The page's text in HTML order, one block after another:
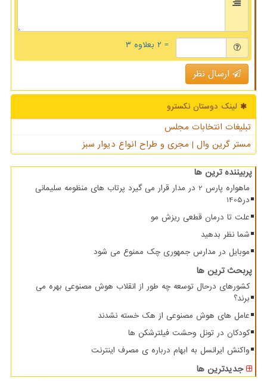
= ۲ بعلاوه ۳
ارسال نظر
لینک دوستان نكسترو
تبلیغات انتخابات مجلس
مستر گرین وال | مجری و طراح انواع دیوار سبز
پربیننده ترین ها
ماهواره پارس 2 در مدار قرار می گیرد پرتاب های منظومه سلیمانی
در1405
علت تا درمان قطعی ریزش مو
شما نظر بدهید
موبایل در مدارس جمهوری چک ممنوع می شود
پربحث ترین ها
کشورهای درحال توسعه چه طور از انقلاب هوش مصنوعی بهره می
برند؟
عامل های هوش مصنوعی از هک خسته نشدند
کودکان در تونل وحشت فیلترشکن ها
واکنش ایرانسل به ابهام درباره ی مصرف اینترنت
جدیدترین ها